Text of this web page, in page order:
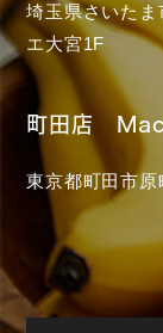
埼玉県さいた
エ大宮1F
町田店
東京都町田市